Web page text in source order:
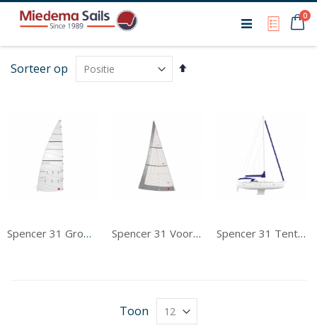
My0
Sorteer op
Van
Spencer 31 Grootzeil Spencer 31 Voorzeil Spencer 31 Tentwerk
Toon